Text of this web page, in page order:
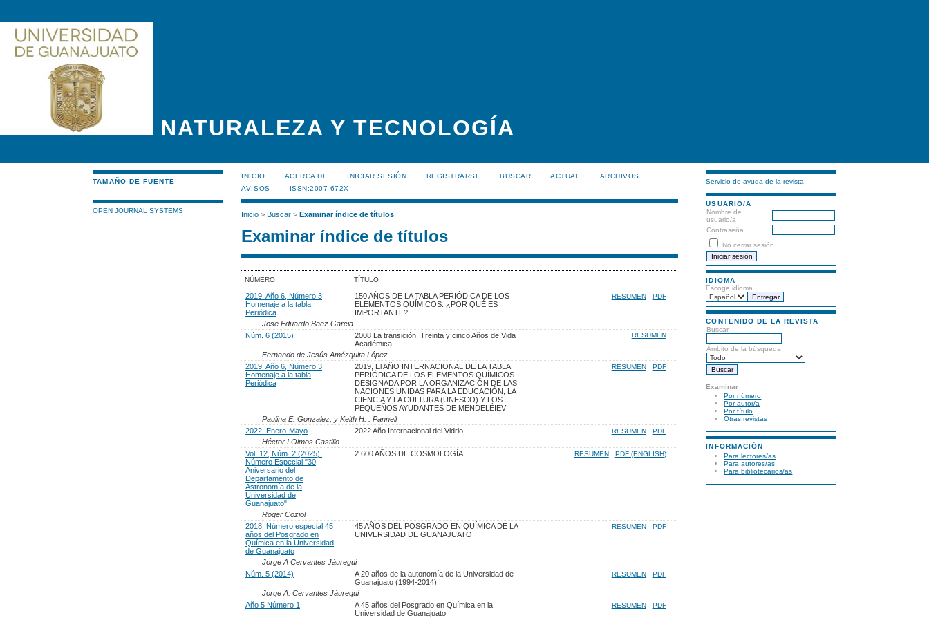
NATURALEZA Y TECNOLOGÍA
TAMAÑO DE FUENTE
OPEN JOURNAL SYSTEMS
Servicio de ayuda de la revista
USUARIO/A
Nombre de
usuario/a
Contraseña
No cerrar sesión
IDIOMA
Escoge idioma
CONTENIDO DE LA REVISTA
Buscar
Ámbito de la búsqueda
Examinar
Por número
Por autor/a
Por título
Otras revistas
INFORMACIÓN
Para lectores/as
Para autores/as
Para bibliotecarios/as
INICIO ACERCA DE INICIAR SESIÓN REGISTRARSE BUSCAR ACTUAL
ARCHIVOS
AVISOS
ISSN:2007-672X
Inicio >Buscar >Examinar índice de títulos
Examinar índice de títulos
NÚMERO TÍTULO
2019: Año 6, Número 3
Homenaje a la tabla
Periódica
150 AÑOS DE LA TABLA PERIÓDICA DE LOS
ELEMENTOS QUÍMICOS: ¿POR QUÉ ES
IMPORTANTE?
RESUMEN PDF
Jose Eduardo Baez Garcia
Núm. 6 (2015)
2008 La transición, Treinta y cinco Años de Vida
Académica
RESUMEN
Fernando de Jesús Amézquita López
2019: Año 6, Número 3
Homenaje a la tabla
Periódica
2019, El AÑO INTERNACIONAL DE LA TABLA
PERIÓDICA DE LOS ELEMENTOS QUÍMICOS
DESIGNADA POR LA ORGANIZACIÓN DE LAS
NACIONES UNIDAS PARA LA EDUCACIÓN, LA
CIENCIA Y LA CULTURA (UNESCO) Y LOS
PEQUEÑOS AYUDANTES DE MENDELÉIEV
RESUMEN PDF
Paulina E. Gonzalez, y Keith H. . Pannell
2022: Enero-Mayo
2022 Año Internacional del Vidrio RESUMEN PDF
Héctor I Olmos Castillo
Vol. 12, Núm. 2 (2025):
Número Especial "30
Aniversario del
Departamento de
Astronomía de la
Universidad de
Guanajuato"
2.600 AÑOS DE COSMOLOGÍA RESUMEN PDF (ENGLISH)
Roger Coziol
2018: Número especial 45
años del Posgrado en
Química en la Universidad
de Guanajuato
45 AÑOS DEL POSGRADO EN QUÍMICA DE LA
UNIVERSIDAD DE GUANAJUATO
RESUMEN PDF
Jorge A Cervantes Jáuregui
Núm. 5 (2014)
A 20 años de la autonomía de la Universidad de
Guanajuato (1994-2014)
RESUMEN PDF
Jorge A. Cervantes Jáuregui
Año 5 Número 1
A 45 años del Posgrado en Química en la
Universidad de Guanajuato
RESUMEN PDF